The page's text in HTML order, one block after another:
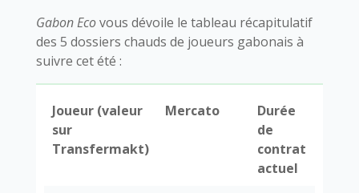
Gabon Ecovous dévoile le tableau récapitulatif
des 5 dossiers chauds de joueurs gabonais à
suivre cet été :
Joueur (valeur
sur
Transfermakt)
Mercato
Durée
de
contrat
actuel